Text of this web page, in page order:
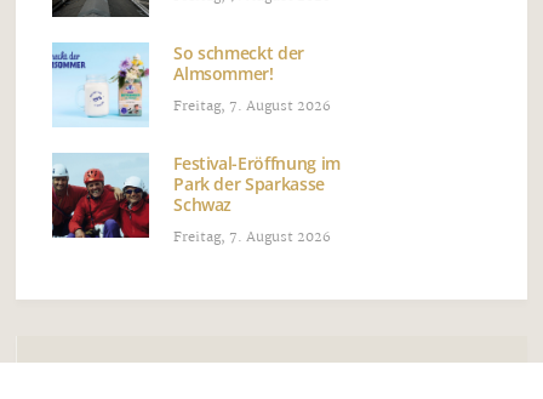
So schmeckt der
Almsommer!
Freitag, 7. August 2026
Festival-Eröffnung im
Park der Sparkasse
Schwaz
Freitag, 7. August 2026